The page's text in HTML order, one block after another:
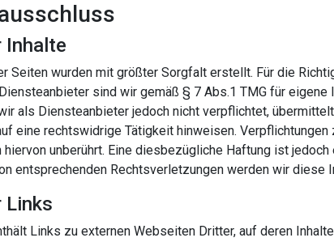
Inhalte
Seiten wurden mit größter Sorgfalt erstellt. Für die
sind wir gemäß § 7 Abs.1 TMG für
als Diensteanbieter jedoch nicht verpflichtet,
eine rechtswidrige Tätigkeit hinweisen.
unberührt. Eine diesbezügliche Haftung ist
entsprechenden Rechtsverletzungen werden wir diese
Links
Links zu externen Webseiten Dritter, auf deren